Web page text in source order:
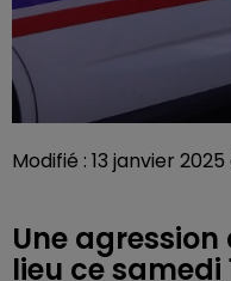
Modifié : 13 janvier
Une
lieu ce samedi